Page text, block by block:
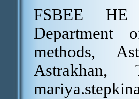
FSBEE HE
Department
methods,